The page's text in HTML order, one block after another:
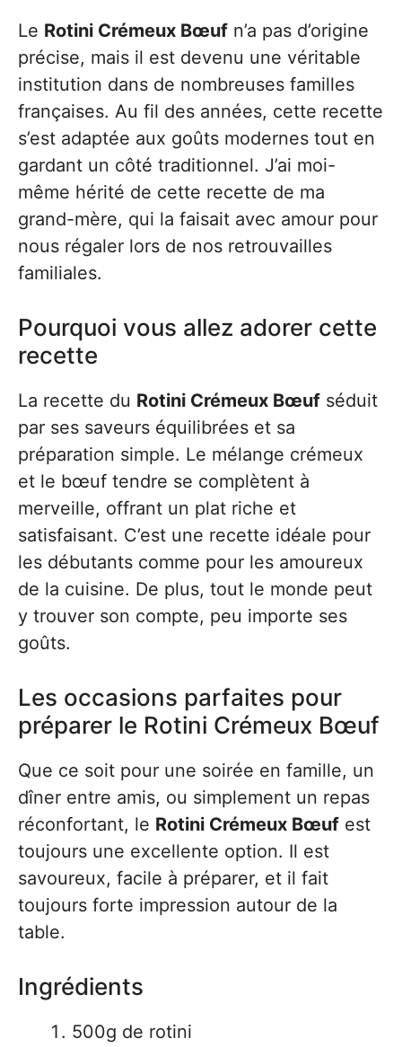
Le Rotini Crémeux Bœuf n’a pas d’origine
précise, mais il est devenu une véritable
institution dans de nombreuses familles
françaises. Au fil des années, cette recette
s’est adaptée aux goûts modernes tout en
gardant un côté traditionnel. J’ai moi-
même hérité de cette recette de ma
grand-mère, qui la faisait avec amour pour
nous régaler lors de nos retrouvailles
familiales.
Pourquoi vous allez adorer cette
recette
La recette du Rotini Crémeux Bœuf séduit
par ses saveurs équilibrées et sa
préparation simple. Le mélange crémeux
et le bœuf tendre se complètent à
merveille, offrant un plat riche et
satisfaisant. C’est une recette idéale pour
les débutants comme pour les amoureux
de la cuisine. De plus, tout le monde peut
y trouver son compte, peu importe ses
goûts.
Les occasions parfaites pour
préparer le Rotini Crémeux Bœuf
Que ce soit pour une soirée en famille, un
dîner entre amis, ou simplement un repas
réconfortant, le Rotini Crémeux Bœuf est
toujours une excellente option. Il est
savoureux, facile à préparer, et il fait
toujours forte impression autour de la
table.
Ingrédients
500g de rotini